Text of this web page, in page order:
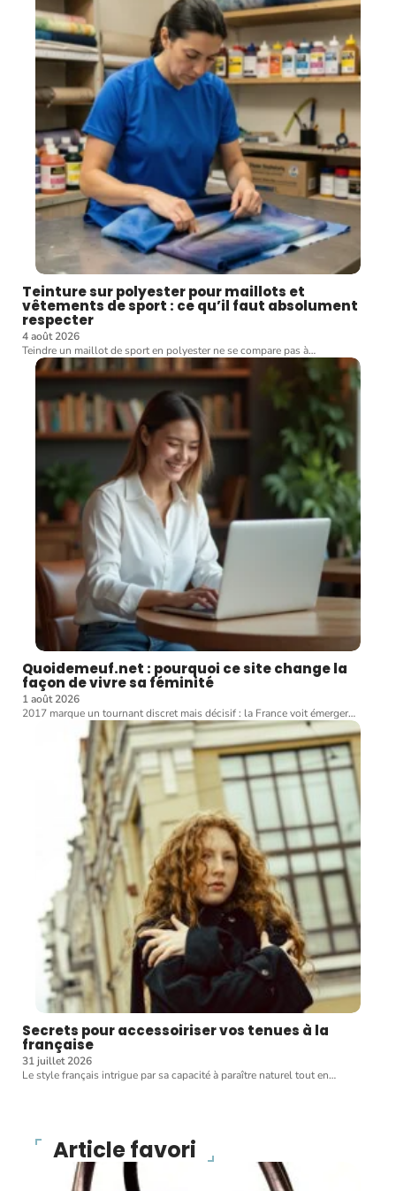
Teinture sur polyester pour maillots et
vêtements de sport : ce qu’il faut absolument
respecter
4 août 2026
Teindre un maillot de sport en polyester ne se compare pas à…
Quoidemeuf.net : pourquoi ce site change la
façon de vivre sa féminité
1 août 2026
2017 marque un tournant discret mais décisif : la France voit émerger…
Secrets pour accessoiriser vos tenues à la
française
31 juillet 2026
Le style français intrigue par sa capacité à paraître naturel tout en…
Article favori